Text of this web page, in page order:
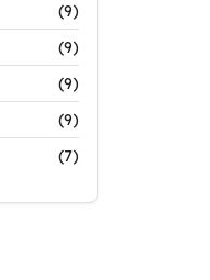
(9)
(9)
(9)
(9)
(7)